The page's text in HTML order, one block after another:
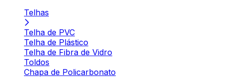
Telhas
Telha de PVC
Telha de Plástico
Telha de Fibra de Vidro
Toldos
Chapa de Policarbonato